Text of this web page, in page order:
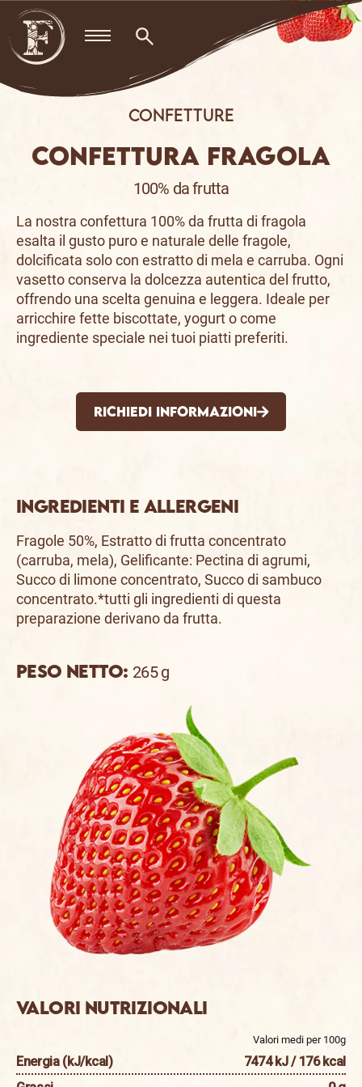
Skip
content
Confetture
CONFETTURA FRAGOLA
100% da frutta
La nostra confettura 100% da frutta di fragola
esalta il gusto puro e naturale delle fragole,
dolcificata solo con estratto di mela e carruba. Ogni
vasetto conserva la dolcezza autentica del frutto,
offrendo una scelta genuina e leggera. Ideale per
arricchire fette biscottate, yogurt o come
ingrediente speciale nei tuoi piatti preferiti.
Richiedi informazioni
Ingredienti e allergeni
Fragole 50%, Estratto di frutta concentrato
(carruba, mela), Gelificante: Pectina di agrumi,
Succo di limone concentrato, Succo di sambuco
concentrato.*tutti gli ingredienti di questa
preparazione derivano da frutta.
Peso netto: 265 g
Valori nutrizionali
Valori medi per 100g
Energia (kJ/kcal)
7474 kJ / 176 kcal